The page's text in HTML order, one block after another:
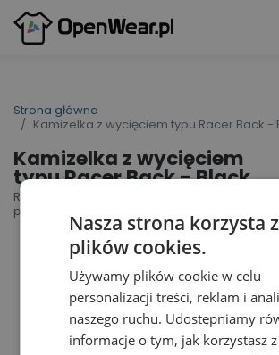
Strona główna
Kamizelka z wycięciem typu Racer Back -
Kamizelka z wycięciem
typu Racer Back - Black
Racer Back Vest | nr art.: SW420 | nr art.
producenta: SW420Nasza strona korzysta z
plików cookies.
Używamy plików cookie w celu
personalizacji treści, reklam i
naszego ruchu. Udostępniamy
informacje o tym, jak korzystasz z